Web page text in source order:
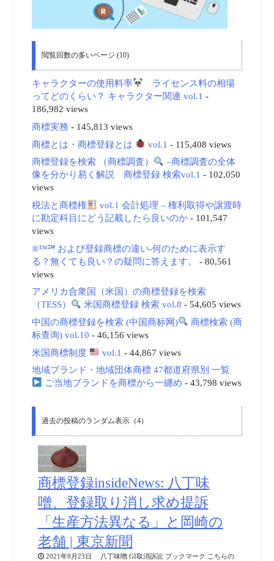
閲覧回数の多いページ (10)
キャラクターの使用料率
ライセンス料の相場
ってどのくらい？ キャラクター関連 vol.1 -
186,982 views
商標実務 - 145,813 views
商標とは・商標登録とは
vol.1 - 115,408 views
商標登録を検索 （商標調査）
–商標調査の全体
像を分かり易く解説 商標登録 検索vol.1 - 102,050
views
税法と商標権
vol.1 会計処理 – 権利取得や譲渡時
に勘定科目にどう記載したら良いのか- 101,547
views
®™℠ および登録商標の違い-何のために表示す
る？無くても良い？の疑問に答えます。
- 80,561
views
アメリカ合衆国（米国）の商標登録を検索
（TESS）
米国商標登録 検索 vol.8 - 54,605 views
中国の商標登録を検索 (中国商标网)
商標検索 (商
标查询) vol.10 - 46,156 views
米国商標制度
vol.1 - 44,867 views
地域ブランド・地域団体商標 47都道府県別 一覧
ご当地ブランドを商標から一纏め - 43,798 views
過去の投稿のランダム表示（4）
商標登録insideNews: 八丁味
噌、登録取り消し求め提訴
「生産方法異なる」と岡崎の
老舗 | 東京新聞
2021年9月23日 八丁味噌 GI取消訴訟 ブックマーク こちらの